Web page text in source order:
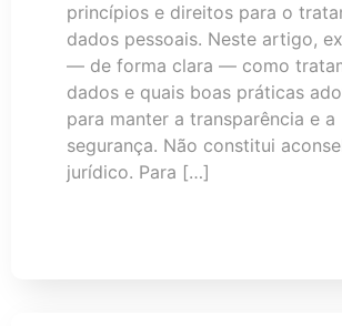
princípios e direitos para o
dados pessoais. Neste artigo,
— de forma clara — como
dados e quais boas práticas
para manter a transparência e a
segurança. Não constitui
jurídico. Para […]